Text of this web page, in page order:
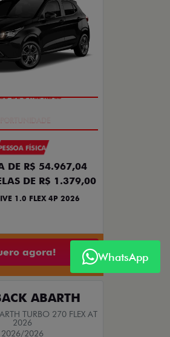
FÍSICA
DE R$ 54.967,04
DE R$ 1.379,00
1.0 FLEX 4P 2026
agora!
ABARTH
TURBO 270 FLEX AT
2026
2026/2026
WhatsApp